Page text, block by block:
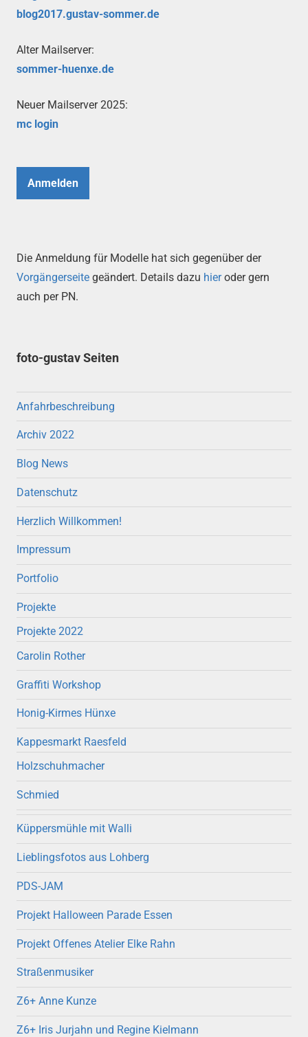
blog2017.gustav-sommer.de
Alter Mailserver:
sommer-huenxe.de
Neuer Mailserver 2025:
mc login
Anmelden
Die Anmeldung für Modelle hat sich gegenüber der
Vorgängerseite geändert. Details dazu hieroder gern
auch per PN.
foto-gustav Seiten
Anfahrbeschreibung
Archiv 2022
Blog News
Datenschutz
Herzlich Willkommen!
Impressum
Portfolio
Projekte
Projekte 2022
Carolin Rother
Graffiti Workshop
Honig-Kirmes Hünxe
Kappesmarkt Raesfeld
Holzschuhmacher
Schmied
Küppersmühle mit Walli
Lieblingsfotos aus Lohberg
PDS-JAM
Projekt Halloween Parade Essen
Projekt Offenes Atelier Elke Rahn
Straßenmusiker
Z6+ Anne Kunze
Z6+ Iris Jurjahn und Regine Kielmann